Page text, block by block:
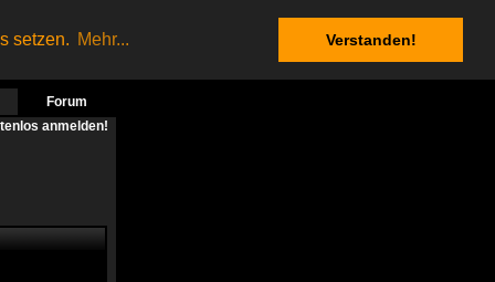
setzen. Mehr... Verstanden!
Forum
anmelden!